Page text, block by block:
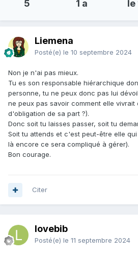
5 1 a le
Liemena
Posté(e) le 10 septembre 2024
Non je n'ai pas mieux.
Tu es son responsable hiérarchique
personne, tu ne peux donc pas lui
ne peux pas savoir comment elle
d'obligation de sa part ?).
Donc soit tu laisses passer, soit tu
Soit tu attends et c'est peut-être elle
là encore ce sera compliqué à gérer).
Bon courage.
Citer
lovebib
Posté(e) le 11 septembre 2024